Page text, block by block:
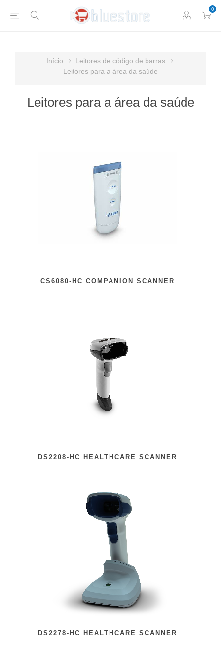
0
Início
Leitores de código de barras
Leitores para a área da saúde
Leitores para a área da saúde
CS6080-HC COMPANION SCANNER
DS2208-HC HEALTHCARE SCANNER
DS2278-HC HEALTHCARE SCANNER